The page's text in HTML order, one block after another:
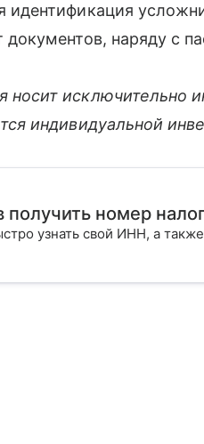
идентификация
документов, наряду с
носит исключительно
индивидуальной
номер
узнать свой ИНН, а